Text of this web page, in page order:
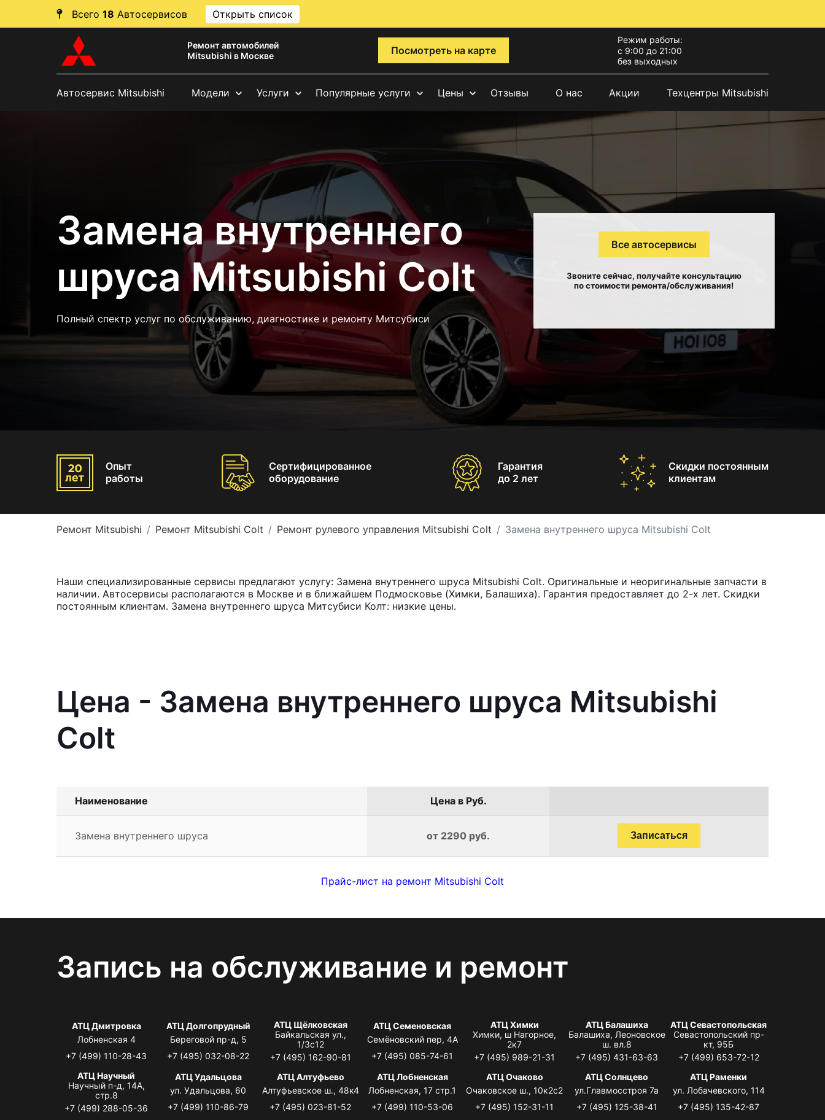
Всего 18 Автосервисов Открыть список
Ремонт автомобилей
Mitsubishi в Москве
Посмотреть на карте
Режим работы:
с 9:00 до 21:00
без выходных
Автосервис Mitsubishi Модели Услуги Популярные услуги Цены Отзывы О нас Акции Техцентры Mitsubishi
Замена внутреннего
шруса Mitsubishi Colt
Полный спектр услуг по обслуживанию, диагностике и ремонту Митсубиси
Все автосервисы
Звоните сейчас, получайте консультацию
по стоимости ремонта/обслуживания!
Опыт
работы
Сертифицированное
оборудование
Гарантия
до 2 лет
Скидки постоянным
клиентам
Ремонт Mitsubishi Ремонт Mitsubishi Colt Ремонт рулевого управления Mitsubishi Colt Замена внутреннего шруса Mitsubishi Colt
Наши специализированные сервисы предлагают услугу: Замена внутреннего шруса Mitsubishi Colt. Оригинальные и неоригинальные запчасти в
наличии. Автосервисы располагаются в Москве и в ближайшем Подмосковье (Химки, Балашиха). Гарантия предоставляет до 2-х лет. Скидки
постоянным клиентам. Замена внутреннего шруса Митсубиси Колт: низкие цены.
Цена - Замена внутреннего шруса Mitsubishi
Colt
Наименование Цена в Руб.
Замена внутреннего шруса от 2290 руб. Записаться
Прайс-лист на ремонт Mitsubishi Colt
Запись на обслуживание и ремонт
АТЦ Дмитровка
Лобненская 4
+7 (499) 110-28-43
АТЦ Долгопрудный
Береговой пр-д, 5
+7 (495) 032-08-22
АТЦ Щёлковская
Байкальская ул.,
1/3с12
+7 (495) 162-90-81
АТЦ Семеновская
Семёновский пер, 4А
+7 (495) 085-74-61
АТЦ Химки
Химки, ш Нагорное,
2к7
+7 (495) 989-21-31
АТЦ Балашиха
Балашиха, Леоновское
ш. вл.8
+7 (495) 431-63-63
АТЦ Севастопольская
Севастопольский пр-
кт, 95Б
+7 (499) 653-72-12
АТЦ Научный
Научный п-д, 14А,
стр.8
+7 (499) 288-05-36
АТЦ Удальцова
ул. Удальцова, 60
+7 (499) 110-86-79
АТЦ Алтуфьево
Алтуфьевское ш., 48к4
+7 (495) 023-81-52
АТЦ Лобненская
Лобненская, 17 стр.1
+7 (499) 110-53-06
АТЦ Очаково
Очаковское ш., 10к2с2
+7 (495) 152-31-11
АТЦ Солнцево
ул.Главмосстроя 7а
+7 (495) 125-38-41
АТЦ Раменки
ул. Лобачевского, 114
+7 (495) 135-42-87